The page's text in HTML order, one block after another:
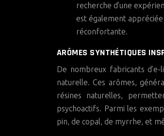
recherche d’une
est également
réconfortante.
ARÔMES SYNTHÉTIQUES
De nombreux fabricants
naturelle. Ces arômes,
résines naturelles,
psychoactifs. Parmi les
pin, de copal, de myrrhe, et